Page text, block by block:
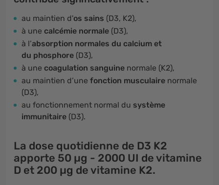
au maintien d'os sains (D3, K2),
à une calcémie normale (D3),
à l’absorption normales du calcium et
du phosphore (D3),
à une coagulation sanguine normale (K2),
au maintien d’une fonction musculaire normale
(D3),
au fonctionnement normal du système
immunitaire (D3).
La dose quotidienne de D3 K2
apporte 50 µg - 2000 UI de vitamine
D et 200 µg de vitamine K2.